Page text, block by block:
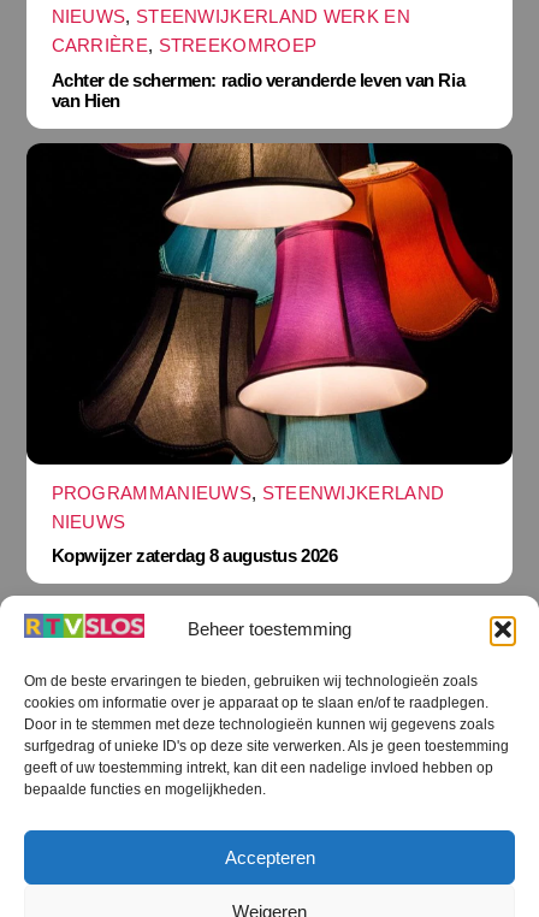
Beheer toestemming
Om de beste ervaringen te bieden, gebruiken wij technologieën zoals
cookies om informatie over je apparaat op te slaan en/of te raadplegen.
Door in te stemmen met deze technologieën kunnen wij gegevens zoals
surfgedrag of unieke ID's op deze site verwerken. Als je geen toestemming
geeft of uw toestemming intrekt, kan dit een nadelige invloed hebben op
bepaalde functies en mogelijkheden.
Accepteren
Weigeren
NIEUWS, STEENWIJKERLAND WERK EN
CARRIÈRE, STREEKOMROEP
Achter de schermen: radio veranderde leven van Ria
van Hien
PROGRAMMANIEUWS, STEENWIJKERLAND
NIEUWS
Kopwijzer zaterdag 8 augustus 2026
Terug
naar
boven
RTV SLOS
RTV SLOS ANBI